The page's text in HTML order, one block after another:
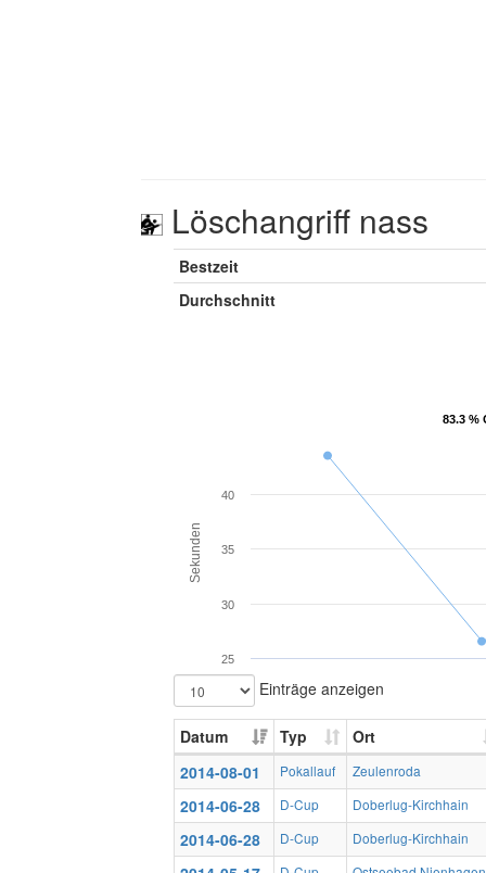
Löschangriff nass
Bestzeit
Durchschnitt
83.3 %
83.3 %
Sekunden
25
30
35
40
Einträge anzeigen
Datum Typ
Ort
2014-08-01
Pokallauf Zeulenroda
2014-06-28 D-Cup Doberlug-Kirchhain
2014-06-28 D-Cup Doberlug-Kirchhain